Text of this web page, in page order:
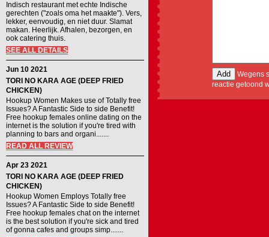
Indisch restaurant met echte Indische
gerechten ("zoals oma het maakte"). Vers,
lekker, eenvoudig, en niet duur. Slamat
makan. Heerlijk. Afhalen, bezorgen, en
ook catering thuis.
SEE ALL DETAILS
Jun 10 2021
TORI NO KARA AGE (DEEP FRIED
CHICKEN)
Hookup Women Makes use of Totally free
Issues? A Fantastic Side to side Benefit!
Free hookup females online dating on the
internet is the solution if you're tired with
planning to bars and organi.......
READ ALL REVIEW
Apr 23 2021
TORI NO KARA AGE (DEEP FRIED
CHICKEN)
Hookup Women Employs Totally free
Issues? A Fantastic Side to side Benefit!
Free hookup females chat on the internet
is the best solution if you're sick and tired
of gonna cafes and groups simp.......
Wegens
reactie getoond